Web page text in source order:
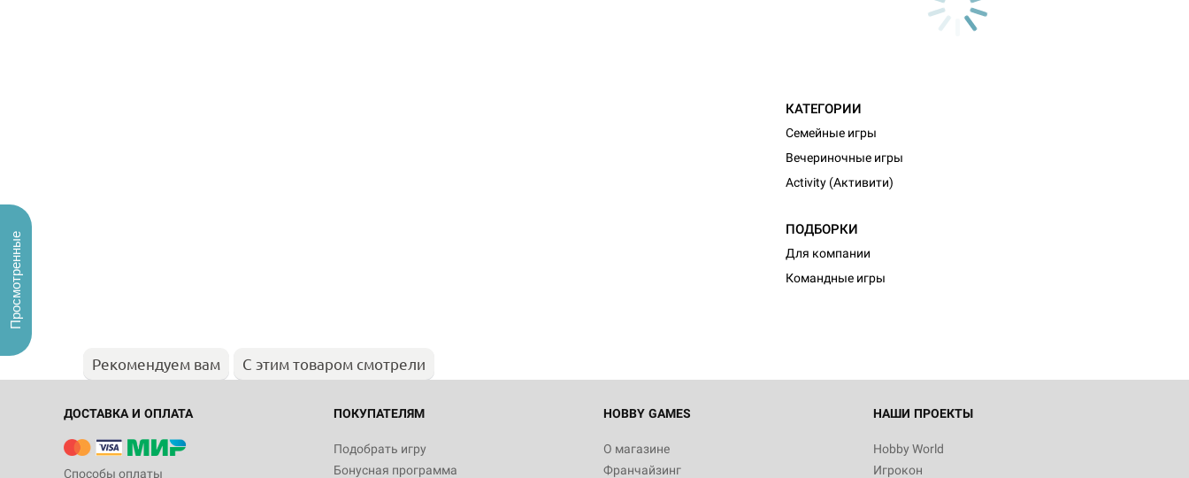
КАТЕГОРИИ
Семейные игры
Вечериночные игры
Activity (Активити)
ПОДБОРКИ
Для компании
Командные игры
Рекомендуем вам С этим товаром смотрели
ДОСТАВКА И ОПЛАТА
Способы оплаты
ПОКУПАТЕЛЯМ
Подобрать игру
Бонусная программа
HOBBY GAMES
О магазине
Франчайзинг
НАШИ ПРОЕКТЫ
Hobby World
Игрокон
Просмотренные
Настольная игра Hobby World Монстры
Белая смерть
12 990